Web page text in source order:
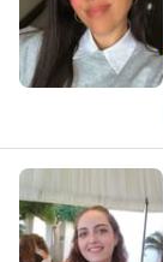
S
F